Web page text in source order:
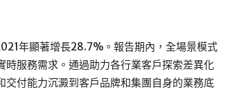
年顯著增長28.7%。報告期內，全場景模式
服務需求。通過助力各行業客戶探索差異化
付能力沉澱到客戶品牌和集團自身的業務底